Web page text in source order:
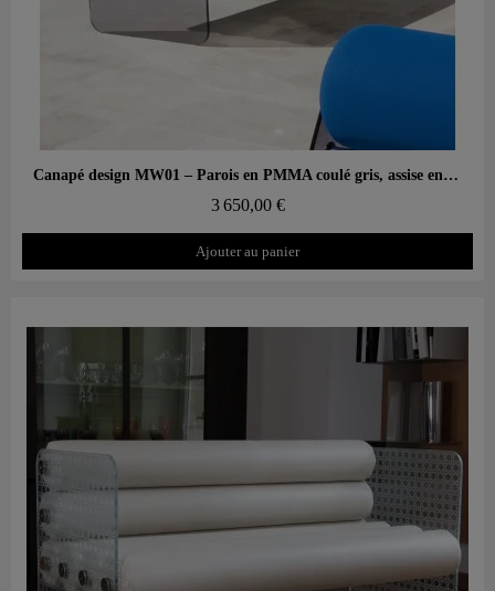
Aperçu rapide Canapé design MW01 – Parois en PMMA coulé gris, assise en mousse alvéolaire
3 650,00 €
Ajouter au panier